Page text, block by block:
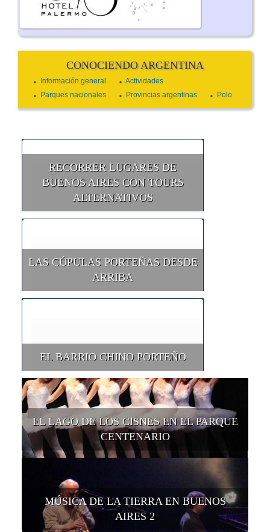
CONOCIENDO ARGENTINA
Información general
Actividades
Parques nacionales
Provincias argentinas Polo
RECORRER LUGARES DE
BUENOS AIRES CON TOURS
ALTERNATIVOS
LAS CÚPULAS PORTEÑAS DESDE
ARRIBA
EL BARRIO CHINO PORTEÑO
EL LAGO DE LOS CISNES EN EL PARQUE
CENTENARIO
MÚSICA DE LA TIERRA EN BUENOS
AIRES 2